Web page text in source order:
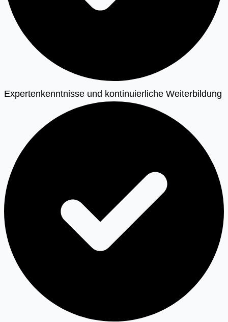
Expertenkenntnisse und kontinuierliche Weiterbildung